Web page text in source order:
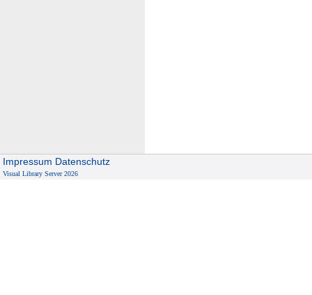
Impressum Datenschutz
Visual Library Server 2026